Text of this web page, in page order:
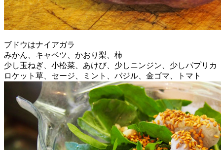
ブドウはナイアガラ
みかん、キャベツ、かおり梨、柿
少し玉ねぎ、小松菜、あけび、少しニンジン、少しパプリカ
ロケット草、セージ、ミント、バジル、金ゴマ、トマト